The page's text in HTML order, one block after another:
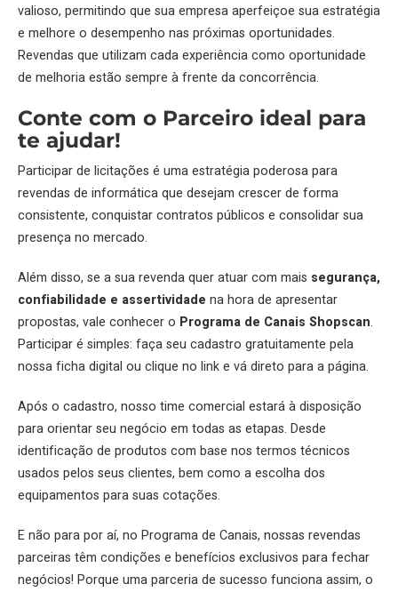
valioso, permitindo que sua empresa aperfeiçoe sua estratégia
e melhore o desempenho nas próximas oportunidades.
Revendas que utilizam cada experiência como oportunidade
de melhoria estão sempre à frente da concorrência.
Conte com o Parceiro ideal para
te ajudar!
Participar de licitações é uma estratégia poderosa para
revendas de informática que desejam crescer de forma
consistente, conquistar contratos públicos e consolidar sua
presença no mercado.
Além disso, se a sua revenda quer atuar com mais segurança,
confiabilidade e assertividade na hora de apresentar
propostas, vale conhecer o Programa de Canais Shopscan.
Participar é simples: faça seu cadastro gratuitamente pela
nossa ficha digital ou clique no link e vá direto para a página.
Após o cadastro, nosso time comercial estará à disposição
para orientar seu negócio em todas as etapas. Desde
identificação de produtos com base nos termos técnicos
usados pelos seus clientes, bem como a escolha dos
equipamentos para suas cotações.
E não para por aí, no Programa de Canais, nossas revendas
parceiras têm condições e benefícios exclusivos para fechar
negócios! Porque uma parceria de sucesso funciona assim, o